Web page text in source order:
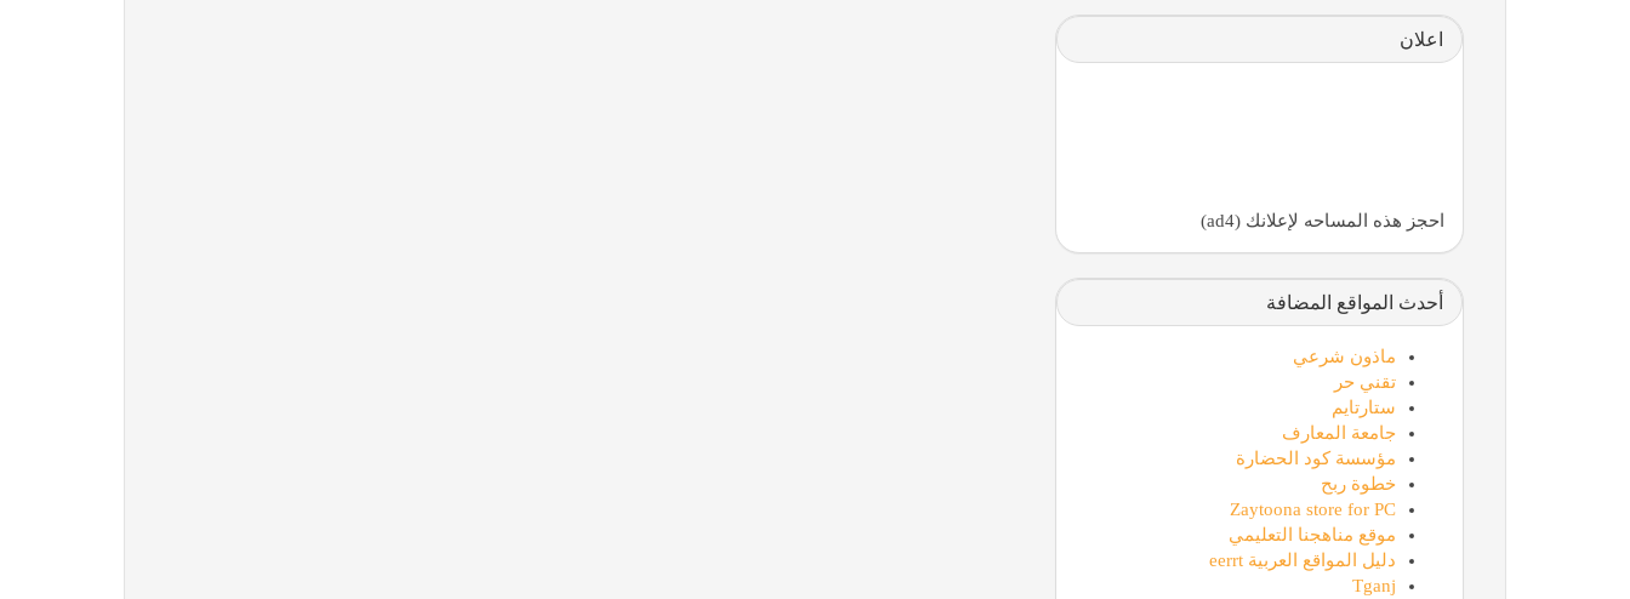
اعلان
احجز هذه المساحه لإعلانك (ad4)
أحدث المواقع المضافة
ماذون شرعي
تقني حر
ستارتايم
جامعة المعارف
مؤسسة كود الحضارة
خطوة ربح
Zaytoona store for PC
موقع مناهجنا التعليمي
دليل المواقع العربية eerrt
Tganj